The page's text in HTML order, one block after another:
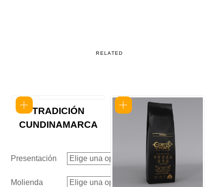
RELATED
TRADICIÓN
CUNDINAMARCA
Presentación
Molienda